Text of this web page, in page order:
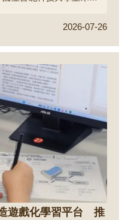
本需要277天才能完成的
短離岸風機設計及安全
於國際期刊「Ocean
2026-07-26
遊戲化學習平台 推